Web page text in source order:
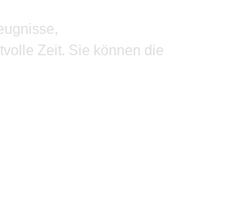
Zeit. Sie können die